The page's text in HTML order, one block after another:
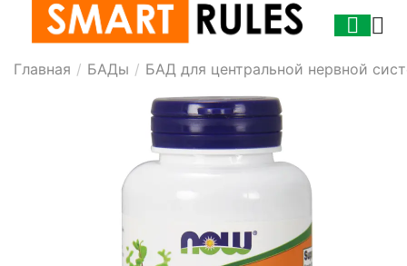
Главная / БАДы / БАД для центральной нервной